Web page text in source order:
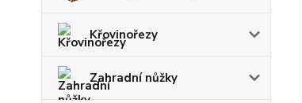
Křovinořezy
Zahradní nůžky